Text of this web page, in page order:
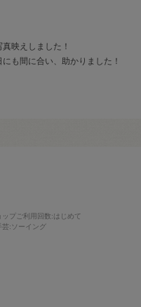
映えしました！
も間に合い、助かりました！
プご利用回数:はじめて
芸:ソーイング